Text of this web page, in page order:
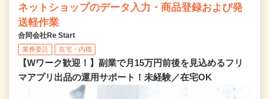
ネットショップのデータ入力・商品登録および発
送軽作業
合同会社Re Start
業務委託 在宅・内職
【Wワーク歓迎！】副業で月15万円前後を見込めるフリ
マアプリ出品の運用サポート！未経験／在宅OK